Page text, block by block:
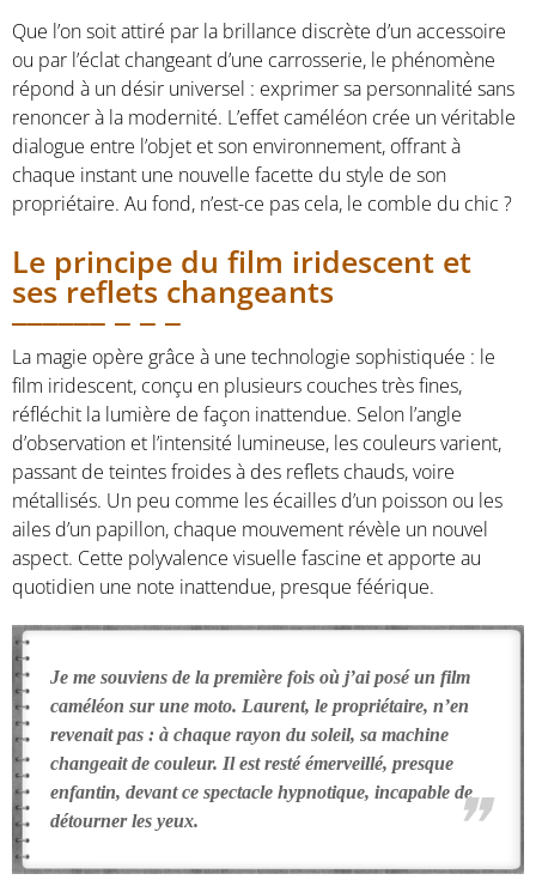
Que l’on soit attiré par la brillance discrète d’un accessoire
ou par l’éclat changeant d’une carrosserie, le phénomène
répond à un désir universel : exprimer sa personnalité sans
renoncer à la modernité. L’effet caméléon crée un véritable
dialogue entre l’objet et son environnement, offrant à
chaque instant une nouvelle facette du style de son
propriétaire. Au fond, n’est-ce pas cela, le comble du chic ?
Le principe du film iridescent et
ses reflets changeants
La magie opère grâce à une technologie sophistiquée : le
film iridescent, conçu en plusieurs couches très fines,
réfléchit la lumière de façon inattendue. Selon l’angle
d’observation et l’intensité lumineuse, les couleurs varient,
passant de teintes froides à des reflets chauds, voire
métallisés. Un peu comme les écailles d’un poisson ou les
ailes d’un papillon, chaque mouvement révèle un nouvel
aspect. Cette polyvalence visuelle fascine et apporte au
quotidien une note inattendue, presque féérique.
Je me souviens de la première fois où j’ai posé un film
caméléon sur une moto. Laurent, le propriétaire, n’en
revenait pas : à chaque rayon du soleil, sa machine
changeait de couleur. Il est resté émerveillé, presque
enfantin, devant ce spectacle hypnotique, incapable de
détourner les yeux.